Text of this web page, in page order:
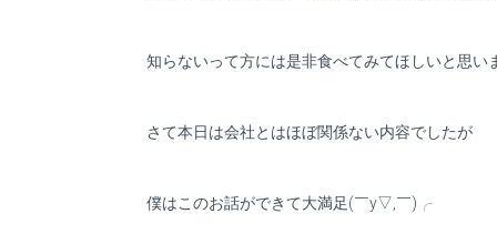
知らないって方には是非食べてみてほしいと思
さて本日は会社とはほぼ関係ない内容でしたが
僕はこのお話ができて大満足(￣y▽,￣)╭